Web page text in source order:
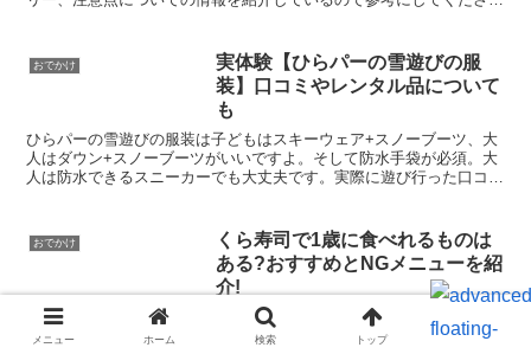
おでかけ
実体験【ひらパーの雪遊びの服
装】口コミやレンタル品について
も
ひらパーの雪遊びの服装は子どもはスキーウェア+スノーブーツ、大
人はダウン+スノーブーツがいいですよ。そして防水手袋が必須。大
人は防水できるスニーカーでも大丈夫です。実際に遊び行った口コミ
おでかけ
くら寿司で1歳に食べれるものは
ある?おすすめとNGメニューを紹
介!
くら寿司には1歳の子どもでも食べれるものはたくさんありますよ。
おすすめメニューやNGメニューを紹介!子連れに優しい貸し出し品や
メニュー ホーム 検索 トップ サイドバー